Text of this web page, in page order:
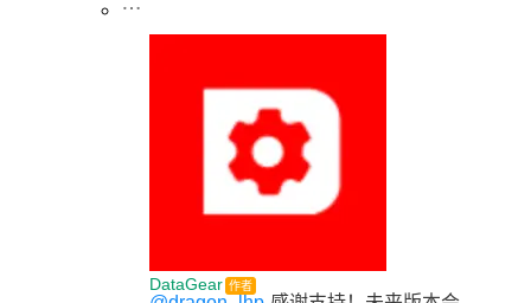
DataGear 作者